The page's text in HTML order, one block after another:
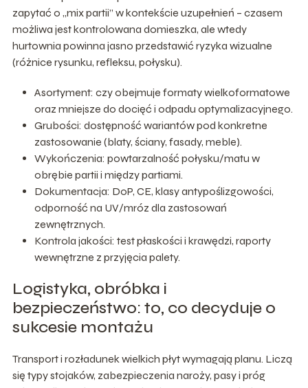
zapytać o „mix partii” w kontekście uzupełnień – czasem
możliwa jest kontrolowana domieszka, ale wtedy
hurtownia powinna jasno przedstawić ryzyka wizualne
(różnice rysunku, refleksu, połysku).
Asortyment: czy obejmuje formaty wielkoformatowe
oraz mniejsze do docięć i odpadu optymalizacyjnego.
Grubości: dostępność wariantów pod konkretne
zastosowanie (blaty, ściany, fasady, meble).
Wykończenia: powtarzalność połysku/matu w
obrębie partii i między partiami.
Dokumentacja: DoP, CE, klasy antypoślizgowości,
odporność na UV/mróz dla zastosowań
zewnętrznych.
Kontrola jakości: test płaskości i krawędzi, raporty
wewnętrzne z przyjęcia palety.
Logistyka, obróbka i
bezpieczeństwo: to, co decyduje o
sukcesie montażu
Transport i rozładunek wielkich płyt wymagają planu. Liczą
się typy stojaków, zabezpieczenia naroży, pasy i próg